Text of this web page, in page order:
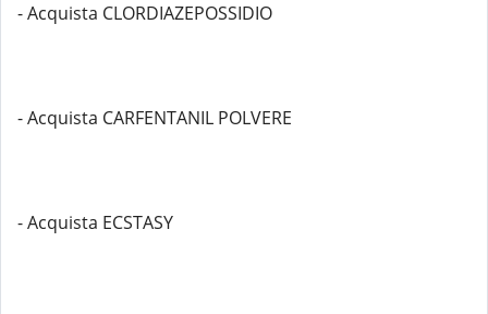
- Acquista CLORDIAZEPOSSIDIO
- Acquista CARFENTANIL POLVERE
- Acquista ECSTASY